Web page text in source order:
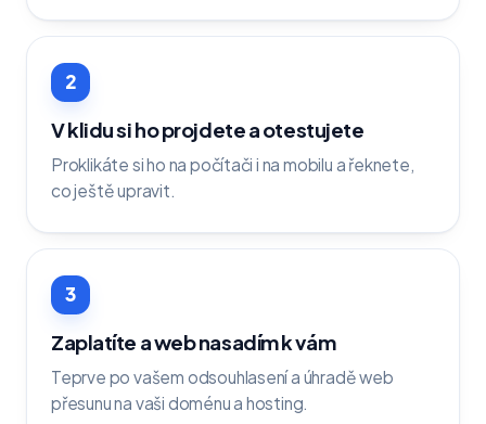
2
V klidu si ho projdete a otestujete
Proklikáte si ho na počítači i na mobilu a řeknete,
co ještě upravit.
3
Zaplatíte a web nasadím k vám
Teprve po vašem odsouhlasení a úhradě web
přesunu na vaši doménu a hosting.